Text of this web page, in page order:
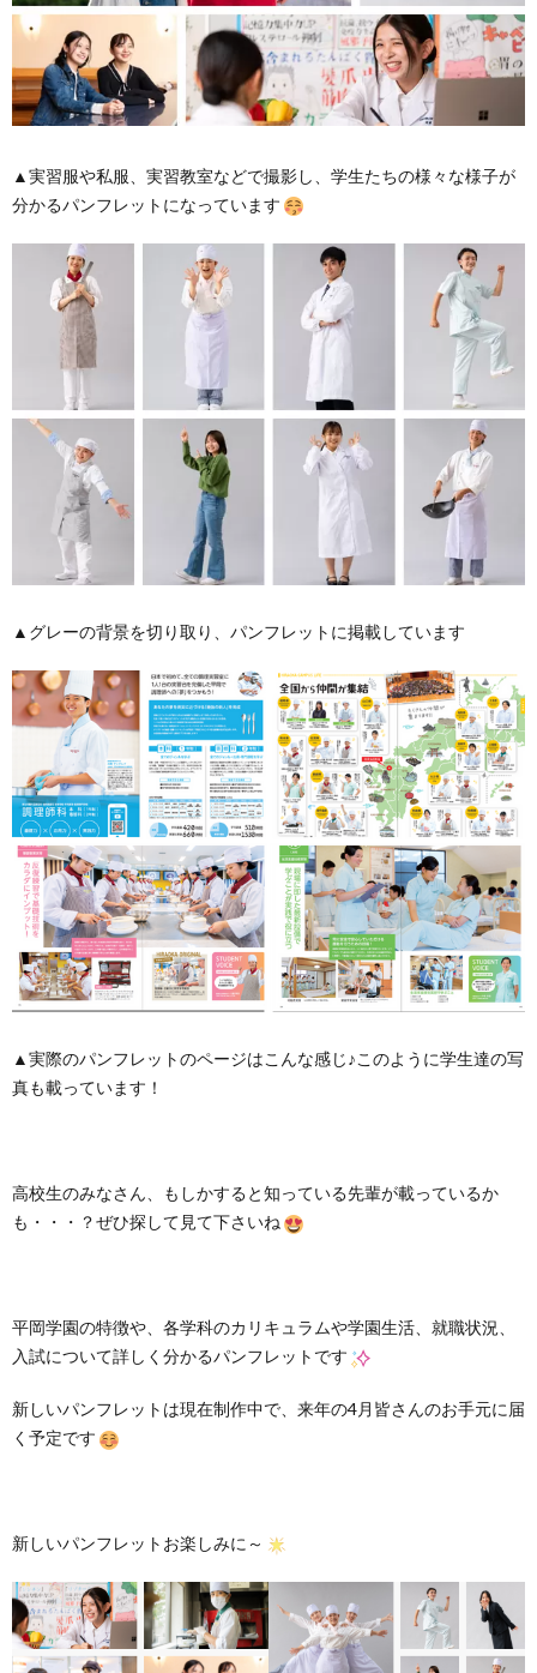
▲実習服や私服、実習教室などで撮影し、学生たちの様々な様子が
分かるパンフレットになっています
▲グレーの背景を切り取り、パンフレットに掲載しています
▲実際のパンフレットのページはこんな感じ♪このように学生達の写
真も載っています！
高校生のみなさん、もしかすると知っている先輩が載っているか
も・・・？ぜひ探して見て下さいね
平岡学園の特徴や、各学科のカリキュラムや学園生活、就職状況、
入試について詳しく分かるパンフレットです
新しいパンフレットは現在制作中で、来年の4月皆さんのお手元に届
く予定です
新しいパンフレットお楽しみに～